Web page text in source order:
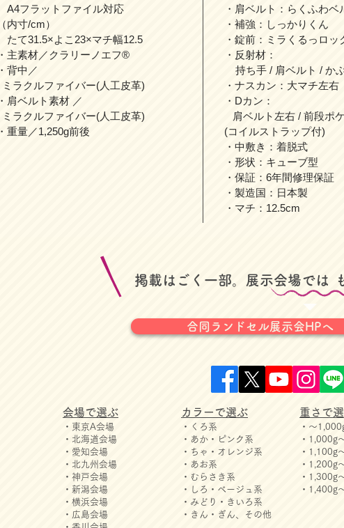
A4フラットファイル対応
（内寸/cm）
たて31.5×よこ23×マチ幅12.5
・主素材／クラリーノエフ®
・背中／
ミラクルファイバー(人工皮革)
・肩ベルト素材 ／
ミラクルファイバー(人工皮革)
・重量／1,250g前後
・肩ベルト：らくふわベ
・補強：しっかりくん
・錠前：ミラくるっロッ
・反射材：
持ち手 / 肩ベルト / か
・ナスカン：大マチ左右
・Dカン：
肩ベルト左右 / 前段ポ
(コイルストラップ付)
・中敷き：着脱式
・形状：キューブ型
・保証：6年間修理保証
・製造国：日本製
・マチ：12.5cm
​掲載はごく一部。展示会場では
合同ランドセル展示会HPへ
会場で選ぶ
・東京A会場
・北海道会場
・愛知会場
・北九州会場
・神戸会場
・新潟会場
・横浜会場
・広島会場
カラーで選ぶ
・くろ系
・あか・ピンク系
・ちゃ・オレンジ系
・あお系
・むらさき系
・しろ・ベージュ系
・みどり・きいろ系
・きん・ぎん、その他
重さで
・～
・1,000g
・1,100g
・1,200g
・1,300g
・1,400g